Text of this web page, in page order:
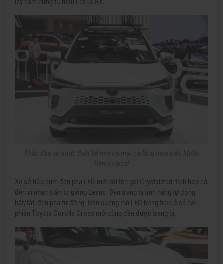
lấy cảm hứng từ mẫu Lexus RX.
Xe sở hữu cụm đèn pha LED mới với tên gọi Crystalized, tích hợp cả
đèn xi nhan tuần tự giống Lexus. Đèn trang bị tính năng tự động
bật/tắt, đèn pha tự động. Đèn sương mù LED bóng tròn ở cả hai
phiên Toyota Corolla Cross mới cũng đều được trang bị.